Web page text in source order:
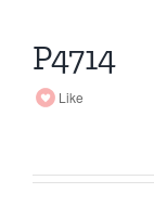
P4714
Like